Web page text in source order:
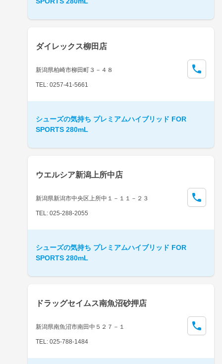
ダイレックス柳田店
新潟県柏崎市柳田町３－４８
TEL: 0257-41-5661
シューズの気持ち プレミアムハイブリッド FOR
SPORTS 280mL
ウエルシア新潟上所中店
新潟県新潟市中央区上所中１－１１－２３
TEL: 025-288-2055
シューズの気持ち プレミアムハイブリッド FOR
SPORTS 280mL
ドラッグセイムス南魚沼砂押店
新潟県南魚沼市南田中５２７－１
TEL: 025-788-1484